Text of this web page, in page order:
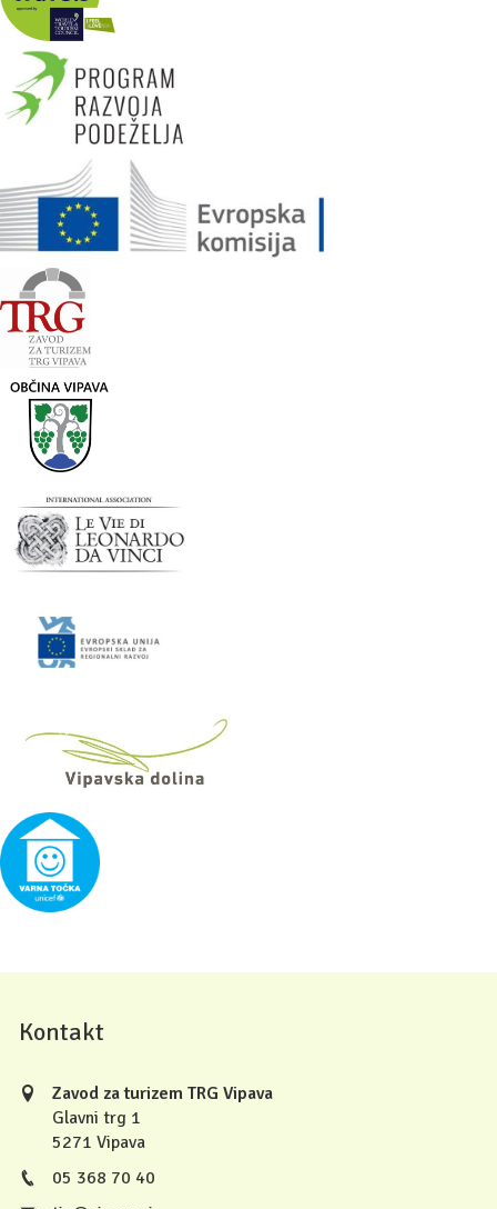
Kontakt
Zavod za turizem TRG Vipava
Glavni trg 1
5271 Vipava
05 368 70 40